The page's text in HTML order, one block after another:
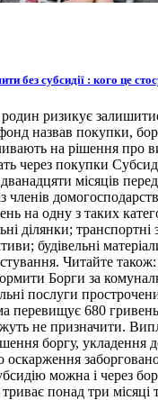
без субсидії : кого це
ризикує
назвав покупки,
на рішення про
через покупки
місяців перед
членів
на одну з таких
ділянки; транспортні
будівельні
Читайте
Борги за
послуги
перевищує 680
не призначити.
боргу, укладення
оскарження
можна і через
понад три місяці